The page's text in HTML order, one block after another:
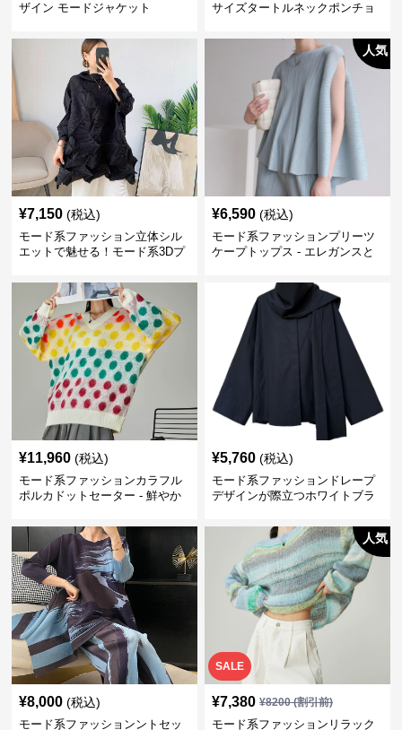
ザイン モードジャケット
サイズタートルネックポンチョ
¥7,150 (税込)
モード系ファッション立体シル
エットで魅せる！モード系3Dプ
型カバー・旬のゆったりデザイ
人気
¥6,590 (税込)
モード系ファッションプリーツ
ケープトップス - エレガンスと
¥11,960 (税込)
モード系ファッションカラフル
ポルカドットセーター - 鮮やか
¥5,760 (税込)
モード系ファッションドレープ
デザインが際立つホワイトブラ
¥8,000 (税込)
モード系ファッションントセッ
SALE
人気
¥7,380 ¥8200(割引前)
モード系ファッションリラック